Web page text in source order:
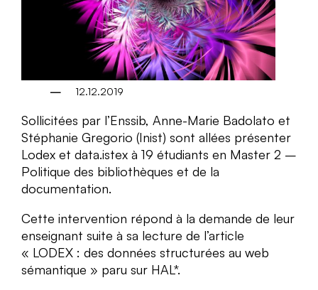
12.12.2019
Sollicitées par l’Enssib, Anne-Marie Badolato et
Stéphanie Gregorio (Inist) sont allées présenter
Lodex et data.istex à 19 étudiants en Master 2 –
Politique des bibliothèques et de la
documentation.
Cette intervention répond à la demande de leur
enseignant suite à sa lecture de l’article
« LODEX : des données structurées au web
sémantique » paru sur HAL*.